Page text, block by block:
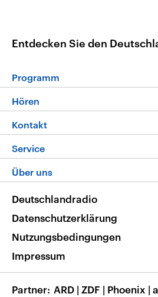
Entdecken Sie den
Programm
Programm
Die Nachrichten
Nachrichtenleicht
Neue Beiträge auf dlf.de
Hören
Livestream
Podcasts
Deutschlandfunk App
Nachrichten App
Frequenzen
Kontakt
Hörerservice
Service
FAQ
Veranstaltungen
Musikliste
RSS
Über uns
Barrierefreiheit
Deutschlandradio
Datenschutzerklärung
Nutzungsbedingungen
Impressum
Partner ARD | ZDF | Phoenix |